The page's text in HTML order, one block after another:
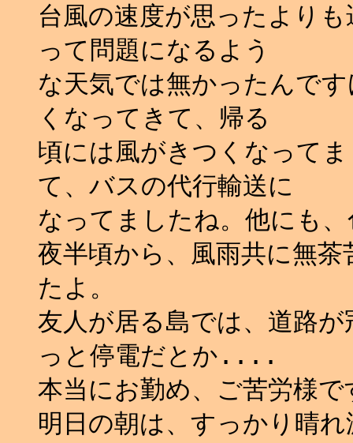
台風の速度が思ったより
って問題になるよう
な天気では無かったんで
くなってきて、帰る
頃には風がきつくなって
て、バスの代行輸送に
なってましたね。他にも
夜半頃から、風雨共に無
たよ。
友人が居る島では、道路
っと停電だとか....
本当にお勤め、ご苦労様
明日の朝は、すっかり晴